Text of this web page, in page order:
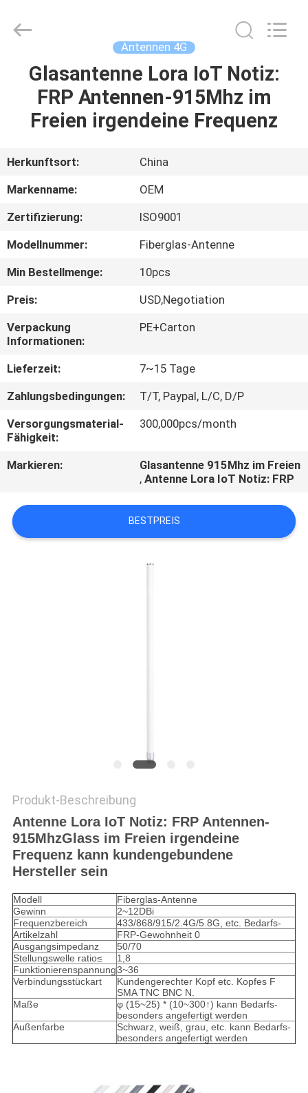
HAUS
PRODUKTE
ÜBER
UNS
FABRIK-
AUSFLUG
QUALITÄTSKONTROLLE
TRETEN
SIE
MIT
IN
VERBINDUNG
NACHRICHTEN
FÄLLE
Fournisseur.
Copyright
highgain-
antenna.com.
Antennen 4G
Glasantenne Lora IoT Notiz:
FRP Antennen-915Mhz im
Freien irgendeine Frequenz
Herkunftsort:
China
Markenname:
OEM
Zertifizierung:
ISO9001
Modellnummer:
Fiberglas-Antenne
Min Bestellmenge:
10pcs
Preis:
USD,Negotiation
Verpackung
Informationen:
PE+Carton
Lieferzeit:
7~15 Tage
Zahlungsbedingungen:
T/T, Paypal, L/C, D/P
Versorgungsmaterial-
Fähigkeit:
300,000pcs/month
Markieren:
Glasantenne 915Mhz im Freien
,Antenne Lora IoT Notiz: FRP
BESTPREIS
Produkt-Beschreibung
Antenne Lora IoT Notiz: FRP Antennen-
915MhzGlass im Freien irgendeine
Frequenz kann kundengebundene
Hersteller sein
Modell
Fiberglas-Antenne
Gewinn
2~12DBi
Frequenzbereich
433/868/915/2.4G/5.8G, etc. Bedarfs-
Artikelzahl
FRP-Gewohnheit 0
Ausgangsimpedanz
50/70
Stellungswelle ratio≤
1,8
Funktionierenspannung3~36
Verbindungsstückart
Kundengerechter Kopf etc. Kopfes F
SMA TNC BNC N.
Maße
φ (15~25) * (10~300↑) kann Bedarfs-
besonders angefertigt werden
Außenfarbe
Schwarz, weiß, grau, etc. kann Bedarfs-
besonders angefertigt werden